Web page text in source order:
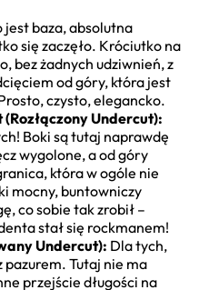
jest baza, absolutna
się zaczęło. Króciutko na
bez żadnych udziwnień, z
od góry, która jest
czysto, elegancko.
Undercut):
Boki są tutaj naprawdę
wygolone, a od góry
która w ogóle nie
mocny, buntowniczy
co sobie tak zrobił –
stał się rockmanem!
Undercut): Dla tych,
pazurem. Tutaj nie ma
przejście długości na